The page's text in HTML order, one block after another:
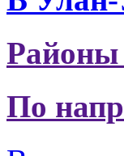
Районы
По